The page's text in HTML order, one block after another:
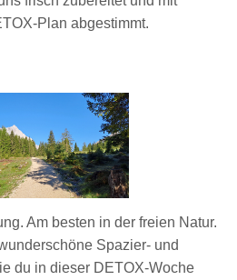
Plan abgestimmt.
Am besten in der freien Natur.
Spazier- und
du in dieser DETOX-Woche